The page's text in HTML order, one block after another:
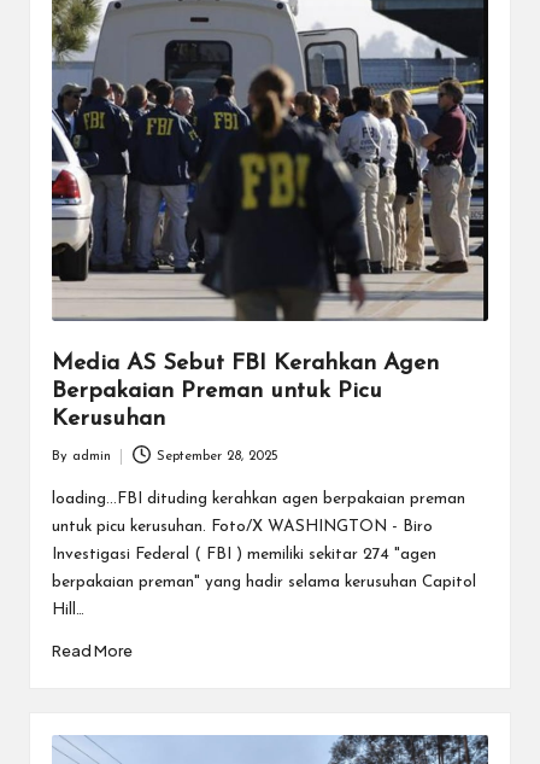
Media AS Sebut FBI Kerahkan Agen
Berpakaian Preman untuk Picu
Kerusuhan
by
By admin September 28, 2025
loading...FBI dituding kerahkan agen berpakaian preman
untuk picu kerusuhan. Foto/X WASHINGTON - Biro
Investigasi Federal ( FBI ) memiliki sekitar 274 "agen
berpakaian preman" yang hadir selama kerusuhan Capitol
Hill…
Read More